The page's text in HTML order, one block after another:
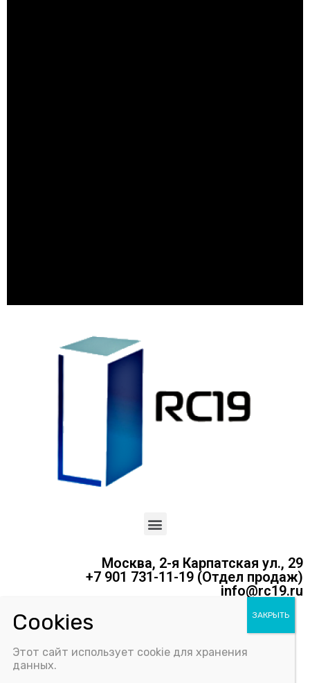
Москва, 2-я Карпатская ул., 29
+7 901 731-11-19 (Отдел продаж)
info@rc19.ru
Политика конфиденциальности
Соглашение об использовании Cookie-файлов
Этот сайт использует cookie для хранения
данных.